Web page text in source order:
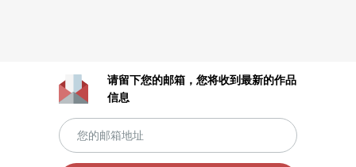
请留下您的邮箱，您将收到最新的作品
信息